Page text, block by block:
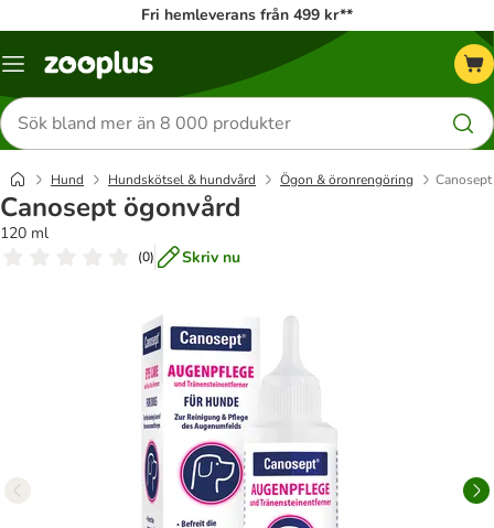
Fri hemleverans från 499 kr**
Katalogmeny
Sök
efter
produkter
Hund Hundskötsel & hundvård Ögon & öronrengöring
Canosept ögonvård
120 ml
(0) Skriv nu